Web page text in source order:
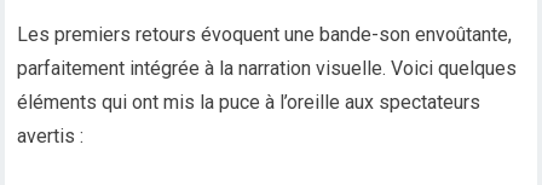
Les premiers retours évoquent une bande-son envoûtante,
parfaitement intégrée à la narration visuelle. Voici quelques
éléments qui ont mis la puce à l’oreille aux spectateurs
avertis :